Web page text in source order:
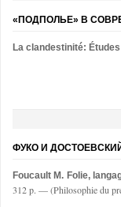
«ПОДПОЛЬЕ» В
La clandestinité:
ФУКО И
Foucault M. Folie,
312 p. — (Philosophie du